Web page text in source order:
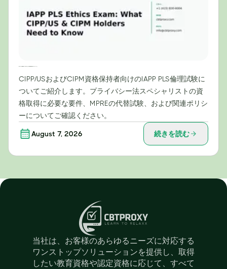
CIPP/USおよびCIPM資格保持者向けのIAPP PLS倫理試験に
ついてご紹介します。プライバシー法スペシャリストの資
格取得に必要な要件、MPREの代替試験、および関連ポリシ
ーについてご確認ください。
August 7, 2026 続きを読む
当社は、お客様のあらゆるニーズに対応する
ワンストップソリューションを提供し、取得
したい教育資格や認定資格に応じて、すべて